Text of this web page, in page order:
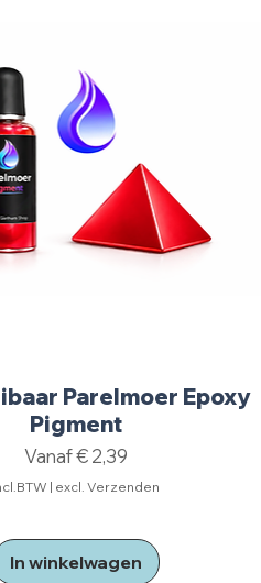
Parelmoer Epoxy
Pigment
Vanaf€ 2,39
Verkoopprijs
| excl. Verzenden
In winkelwagen